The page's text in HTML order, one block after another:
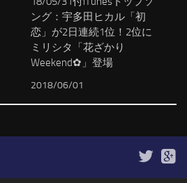
ング：宇多田ヒカル「初
恋」が2日連続1位！2位に
ミリシタ「花ざかり
Weekend✿」登場
2018/06/01